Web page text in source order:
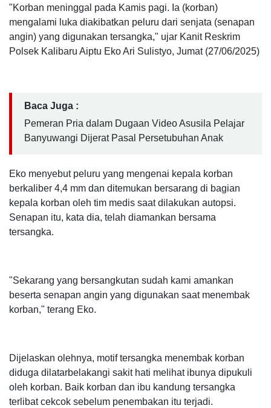
"Korban meninggal pada Kamis pagi. Ia (korban)
mengalami luka diakibatkan peluru dari senjata (senapan
angin) yang digunakan tersangka," ujar Kanit Reskrim
Polsek Kalibaru Aiptu Eko Ari Sulistyo, Jumat (27/06/2025)
Baca Juga :
Pemeran Pria dalam Dugaan Video Asusila Pelajar
Banyuwangi Dijerat Pasal Persetubuhan Anak
Eko menyebut peluru yang mengenai kepala korban
berkaliber 4,4 mm dan ditemukan bersarang di bagian
kepala korban oleh tim medis saat dilakukan autopsi.
Senapan itu, kata dia, telah diamankan bersama
tersangka.
"Sekarang yang bersangkutan sudah kami amankan
beserta senapan angin yang digunakan saat menembak
korban," terang Eko.
Dijelaskan olehnya, motif tersangka menembak korban
diduga dilatarbelakangi sakit hati melihat ibunya dipukuli
oleh korban. Baik korban dan ibu kandung tersangka
terlibat cekcok sebelum penembakan itu terjadi.